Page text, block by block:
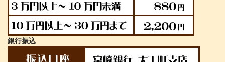
銀行振込